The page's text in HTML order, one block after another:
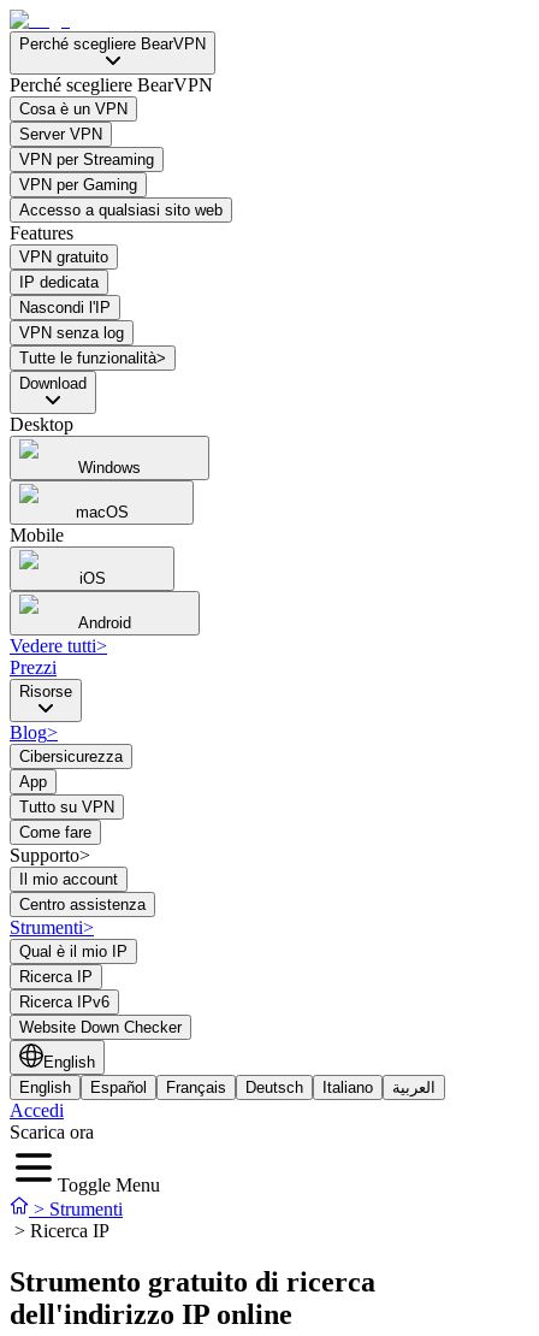
Perché scegliere BearVPN
Perché scegliere BearVPN
Cosa è un VPN
Server VPN
VPN per Streaming
VPN per Gaming
Accesso a qualsiasi sito web
Features
VPN gratuito
IP dedicata
Nascondi l'IP
VPN senza log
Tutte le funzionalità>
Download
Desktop
Windows
macOS
Mobile
iOS
Android
Vedere tutti>
Prezzi
Risorse
Blog>
Cibersicurezza
App
Tutto su VPN
Come fare
Supporto>
Il mio account
Centro assistenza
Strumenti>
Qual è il mio IP
Ricerca IP
Ricerca IPv6
Website Down Checker
English
English
Español Français Deutsch Italiano العربية
Accedi
Scarica ora
Toggle Menu
> Strumenti
> Ricerca IP
Strumento gratuito di ricerca
dell'indirizzo IP online